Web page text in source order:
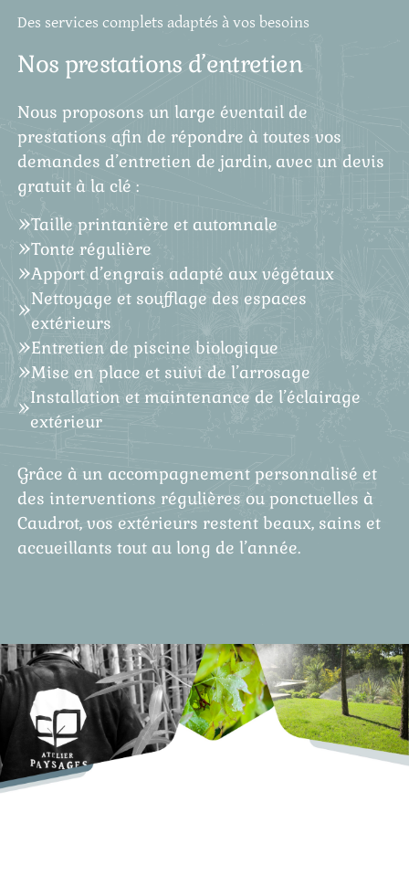
Des services complets adaptés à vos besoins
Nos prestations d’entretien
Nous proposons un large éventail de
prestations afin de répondre à toutes vos
demandes d’entretien de jardin, avec un devis
gratuit à la clé :
Taille printanière et automnale
Tonte régulière
Apport d’engrais adapté aux végétaux
Nettoyage et soufflage des espaces
extérieurs
Entretien de piscine biologique
Mise en place et suivi de l’arrosage
Installation et maintenance de l’éclairage
extérieur
Grâce à un accompagnement personnalisé et
des interventions régulières ou ponctuelles à
Caudrot, vos extérieurs restent beaux, sains et
accueillants tout au long de l’année.